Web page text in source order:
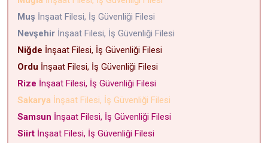
Muş İnşaat Filesi, İş Güvenliği Filesi
Nevşehir İnşaat Filesi, İş Güvenliği Filesi
Niğde İnşaat Filesi, İş Güvenliği Filesi
Ordu İnşaat Filesi, İş Güvenliği Filesi
Rize İnşaat Filesi, İş Güvenliği Filesi
Sakarya İnşaat Filesi, İş Güvenliği Filesi
Samsun İnşaat Filesi, İş Güvenliği Filesi
Siirt İnşaat Filesi, İş Güvenliği Filesi